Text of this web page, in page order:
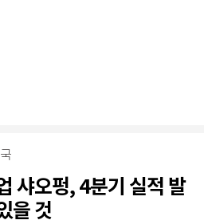
샤오펑, 4분기 실적 발
을 것